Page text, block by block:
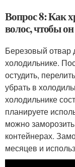
Вопрос 8: Как
волос, чтобы
Березовый отвар
холодильнике.
остудить,
убрать в
холодильнике
планируете
можно
контейнерах.
месяцев и